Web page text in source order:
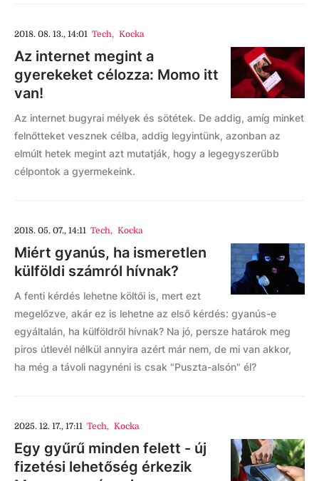
2018. 08. 13., 14:01 Tech, Kocka
Az internet megint a
gyerekeket célozza: Momo itt
van!
Az internet bugyrai mélyek és sötétek. De addig, amíg minket
felnőtteket vesznek célba, addig legyintünk, azonban az
elmúlt hetek megint azt mutatják, hogy a legegyszerűbb
célpontok a gyermekeink.
2018. 05. 07., 14:11 Tech, Kocka
Miért gyanús, ha ismeretlen
külföldi számról hívnak?
A fenti kérdés lehetne költői is, mert ezt
megelőzve, akár ez is lehetne az első kérdés: gyanús-e
egyáltalán, ha külföldről hívnak? Na jó, persze határok meg
piros útlevél nélkül annyira azért már nem, de mi van akkor,
ha még a távoli nagynéni is csak "Puszta-alsón" él?
2025. 12. 17., 17:11 Tech, Kocka
Egy gyűrű minden felett - új
fizetési lehetőség érkezik